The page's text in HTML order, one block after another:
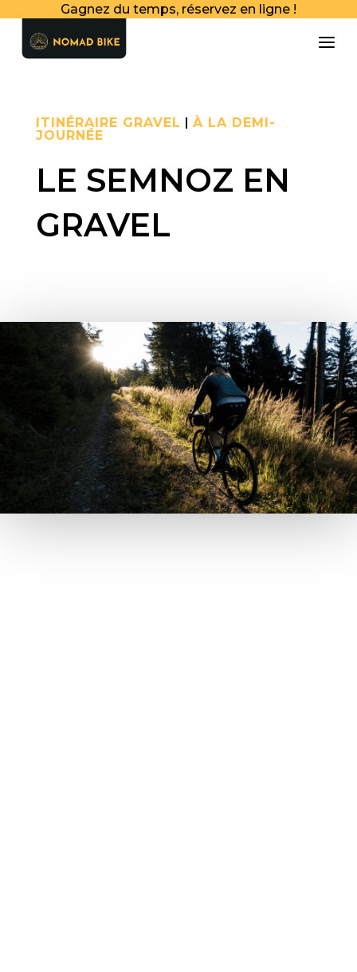
Gagnez du temps, réservez en ligne !
a
ITINÉRAIRE GRAVEL
À LA DEMI-
JOURNÉE
LE SEMNOZ EN
GRAVEL